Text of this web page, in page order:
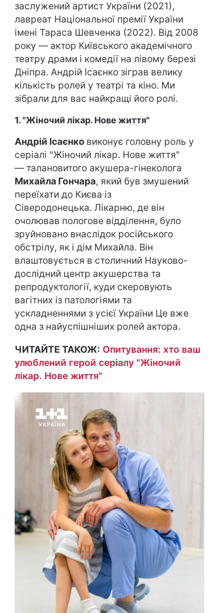
заслужений артист України (2021),
лавреат Національної премії України
імені Тараса Шевченка (2022). Від 2008
року — актор Київського академічного
театру драми і комедії на лівому березі
Дніпра. Андрій Ісаєнко зіграв велику
кількість ролей у театрі та кіно. Ми
зібрали для вас найкращі його ролі.
1. "Жіночий лікар. Нове життя"
Андрій Ісаєнко виконує головну роль у
серіалі "Жіночий лікар. Нове життя"
— талановитого акушера-гінеколога
Михайла Гончара, який був змушений
переїхати до Києва із
Сіверодонецька. Лікарню, де він
очолював пологове відділення, було
зруйновано внаслідок російського
обстрілу, як і дім Михайла. Він
влаштовується в столичний Науково-
дослідний центр акушерства та
репродуктології, куди скеровують
вагітних із патологіями та
ускладненнями з усієї України Це вже
одна з найуспішніших ролей актора.
ЧИТАЙТЕ ТАКОЖ: Опитування: хто ваш
улюблений герой серіалу "Жіночий
лікар. Нове життя"